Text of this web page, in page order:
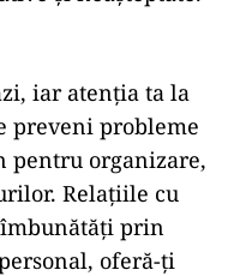
iar atenția ta la
preveni probleme
pentru organizare,
Relațiile cu
prin
oferă-ți